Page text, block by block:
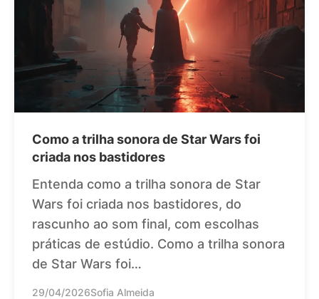
Como a trilha sonora de Star Wars foi
criada nos bastidores
Entenda como a trilha sonora de Star
Wars foi criada nos bastidores, do
rascunho ao som final, com escolhas
práticas de estúdio. Como a trilha sonora
de Star Wars foi…
29/04/2026Sofia Almeida